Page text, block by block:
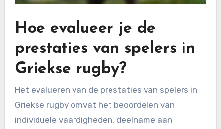
Hoe evalueer je de
prestaties van spelers in
Griekse rugby?
Het evalueren van de prestaties van spelers in
Griekse rugby omvat het beoordelen van
individuele vaardigheden, deelname aan